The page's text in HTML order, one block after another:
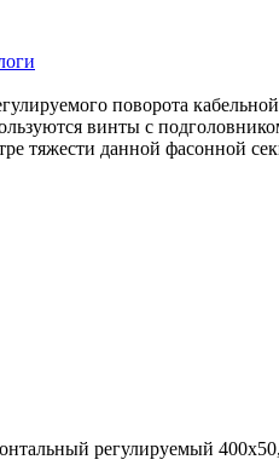
поворота
винты с
тяжести данной фасонной
регулируемый